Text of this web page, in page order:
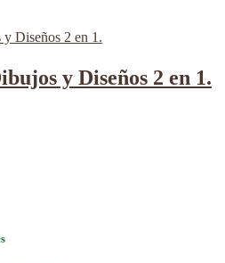
y Diseños 2 en 1.